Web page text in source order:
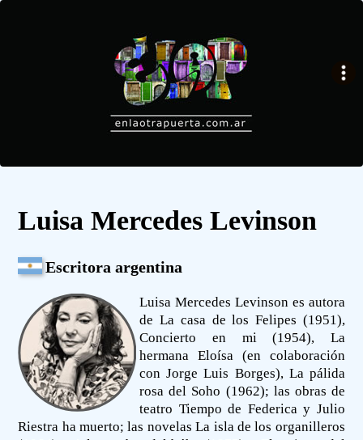
Luisa Mercedes Levinson
Escritora argentina
Luisa Mercedes Levinson es autora
de La casa de los Felipes (1951),
Concierto en mi (1954), La
hermana Eloísa (en colaboración
con Jorge Luis Borges), La pálida
rosa del Soho (1962); las obras de
teatro Tiempo de Federica y Julio
Riestra ha muerto; las novelas La isla de los organilleros